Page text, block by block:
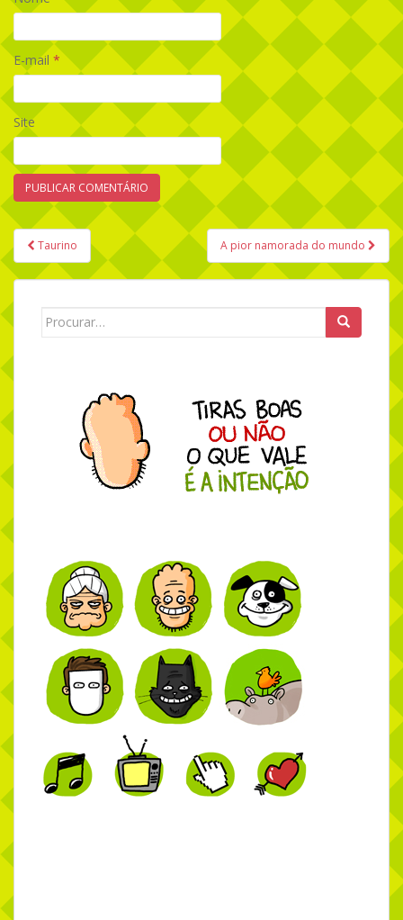
E-mail *
Site
Navegação de Post
Taurino A pior namorada do mundo
Search for: